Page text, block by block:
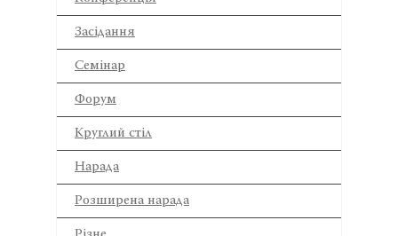
Засідання
Семінар
Форум
Круглий стіл
Нарада
Розширена нарада